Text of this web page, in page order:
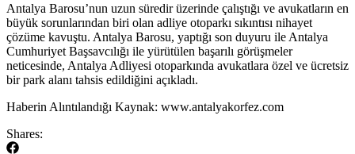
​Antalya Barosu’nun uzun süredir üzerinde çalıştığı ve avukatların en
büyük sorunlarından biri olan adliye otoparkı sıkıntısı nihayet
çözüme kavuştu. Antalya Barosu, yaptığı son duyuru ile Antalya
Cumhuriyet Başsavcılığı ile yürütülen başarılı görüşmeler
neticesinde, Antalya Adliyesi otoparkında avukatlara özel ve ücretsiz
bir park alanı tahsis edildiğini açıkladı.
​Haberin Alıntılandığı Kaynak: www.antalyakorfez.com
Shares: